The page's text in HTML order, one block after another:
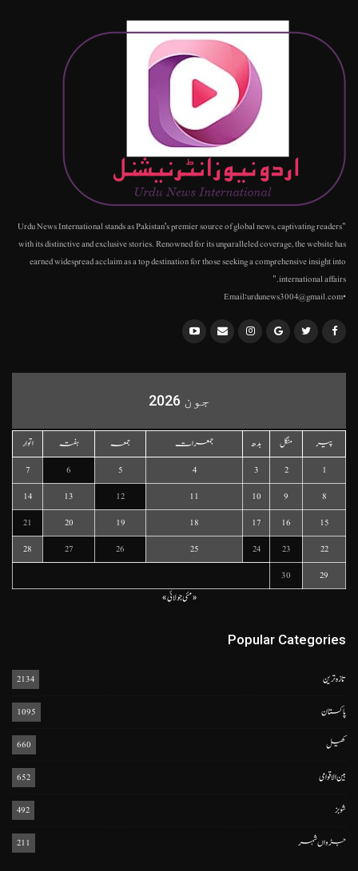
"Urdu News International stands as Pakistan's premier source of global news, captivating readers
with its distinctive and exclusive stories. Renowned for its unparalleled coverage, the website has
earned widespread acclaim as a top destination for those seeking a comprehensive insight into
international affairs."
•Email:urdunews3004@gmail.com
جون 2026
پیر منگل بدھ جمعرات جمعہ ہفتہ
اتوار
1
2
3
4
5
6
7
8
9
10
11
12
13
14
15
16
17
18
19
20
21
22
23
24
25
26
27
28
29
30
« مئیجولائی »
Popular Categories
تازہ ترین 2134
پاکستان 1095
کھیل 660
بین الاقوامی 652
شوبز 492
جڑواں شہر 211